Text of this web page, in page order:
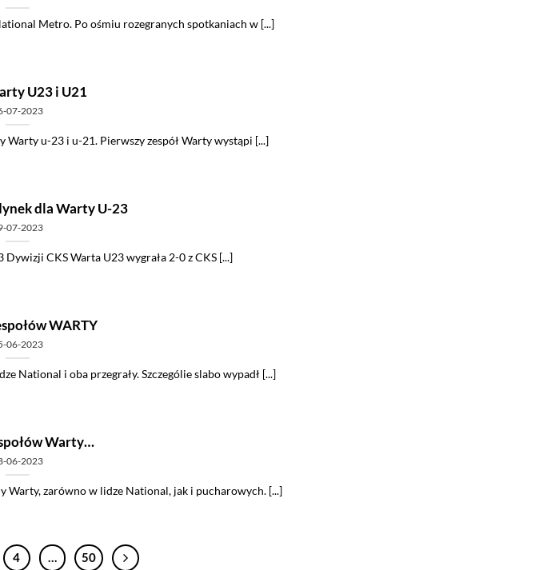
Metro. Po ośmiu rozegranych spotkaniach w [...]
U23 i U21
07-2023
Warty u-23 i u-21. Pierwszy zespół Warty wystąpi [...]
dla Warty U-23
07-2023
CKS Warta U23 wygrała 2-0 z CKS [...]
WARTY
06-2023
National i oba przegrały. Szczególie slabo wypadł [...]
Warty…
06-2023
Warty, zarówno w lidze National, jak i pucharowych. [...]
4 … 50